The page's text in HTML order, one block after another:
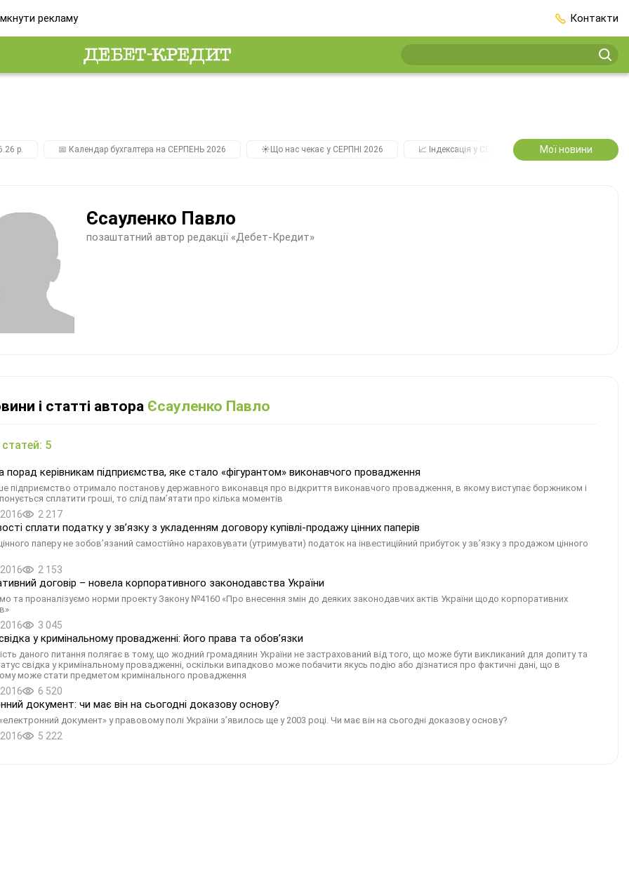
рекламу Контакти
р. 📅 Календар бухгалтера на СЕРПЕНЬ 2026 ☀️Що нас чекає у СЕРПНІ 2026 📈 Індексація у СЕРПНІ 2️⃣0️⃣2️⃣7️⃣ Усі
Мої новини
Єсауленко Павло
позаштатний автор редакції «Дебет-Кредит»
і статті автора Єсауленко Павло
5
порад керівникам підприємства, яке стало «фігурантом» виконавчого провадження
підприємство отримало постанову державного виконавця про відкриття виконавчого провадження, в якому виступає боржником і
сплатити гроші, то слід пам’ятати про кілька моментів
2 217
сплати податку у зв’язку з укладенням договору купівлі-продажу цінних паперів
паперу не зобов’язаний самостійно нараховувати (утримувати) податок на інвестиційний прибуток у зв’язку з продажом цінного
2 153
договір – новела корпоративного законодавства України
та проаналізуємо норми проекту Закону №4160 «Про внесення змін до деяких законодавчих актів України щодо корпоративних
3 045
у кримінальному провадженні: його права та обов’язки
даного питання полягає в тому, що жодний громадянин України не застрахований від того, що може бути викликаний для допиту та
свідка у кримінальному провадженні, оскільки випадково може побачити якусь подію або дізнатися про фактичні дані, що в
може стати предметом кримінального провадження
6 520
документ: чи має він на сьогодні доказову основу?
документ» у правовому полі України з’явилось ще у 2003 році. Чи має він на сьогодні доказову основу?
5 222